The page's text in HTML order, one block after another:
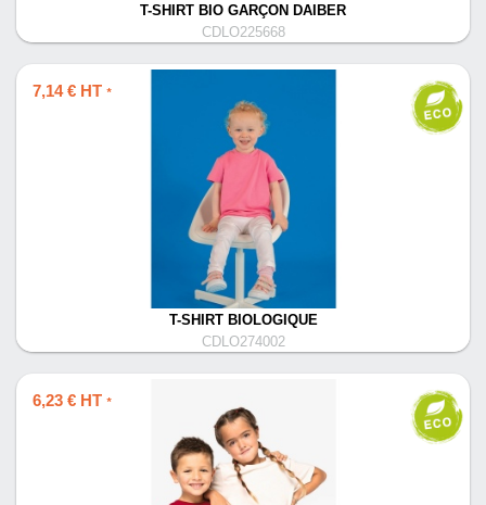
T-SHIRT BIO GARÇON DAIBER
CDLO225668
7,14 € HT *
T-SHIRT BIOLOGIQUE
CDLO274002
6,23 € HT *